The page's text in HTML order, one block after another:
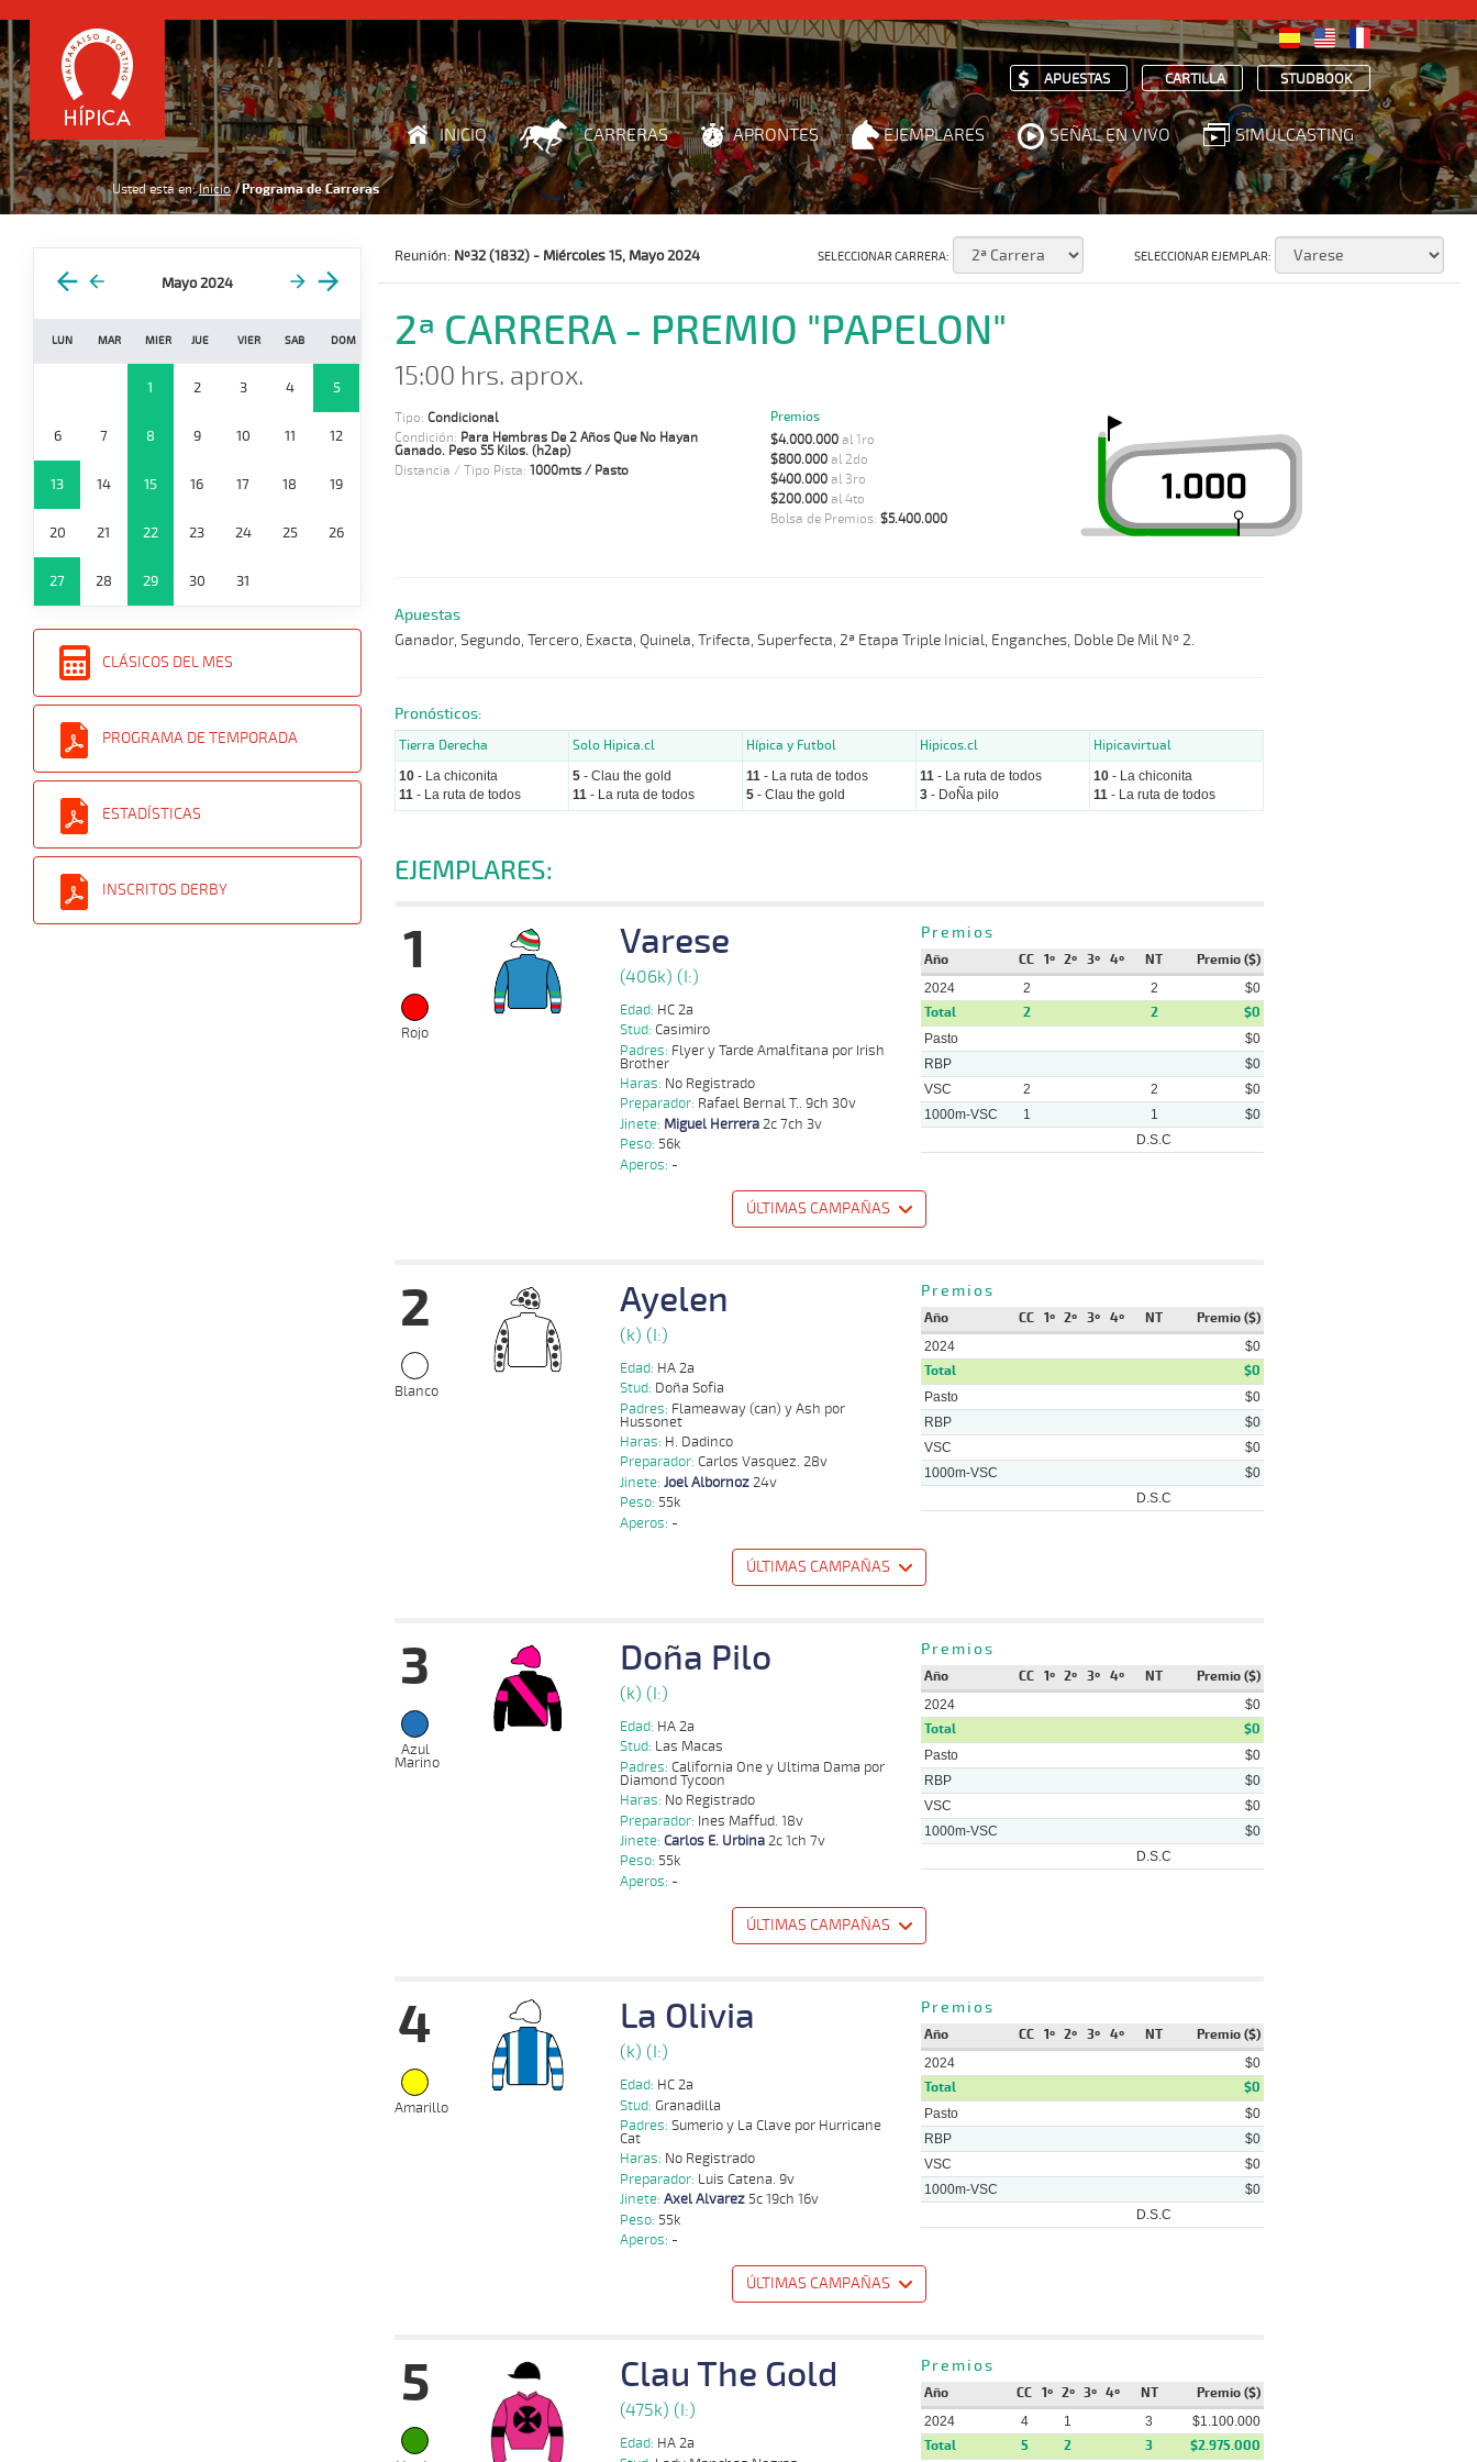
APUESTAS CARTILLA STUDBOOK
INICIO CARRERAS APRONTES EJEMPLARES SEÑAL EN VIVO SIMULCASTING
Usted está en: Inicio Programa de Carreras
Mayo 2024
LUN MAR MIER JUE VIER SAB DOM
1 2 3 4 5
6 7 8 9 10 11 12
13 14 15 16 17 18 19
20 21 22 23 24 25 26
27 28 29 30 31
CLÁSICOS DEL MES
PROGRAMA DE TEMPORADA
ESTADÍSTICAS
INSCRITOS DERBY
Reunión: Nº32 (1832) - Miércoles 15, Mayo 2024 SELECCIONAR CARRERA: SELECCIONAR EJEMPLAR:
2ª CARRERA - PREMIO "PAPELON"
15:00 hrs. aprox.
Tipo: Condicional
Condición: Para Hembras De 2 Años Que No Hayan
Ganado. Peso 55 Kilos. (h2ap)
Distancia / Tipo Pista: 1000mts / Pasto
Premios
$4.000.000al 1ro
$800.000al 2do
$400.000al 3ro
$200.000al 4to
Bolsa de Premios: $5.400.000
Apuestas
Ganador, Segundo, Tercero, Exacta, Quinela, Trifecta, Superfecta, 2ª Etapa Triple Inicial, Enganches, Doble De Mil Nº 2.
Pronósticos:
Tierra Derecha Solo Hipica.cl Hípica y Futbol Hipicos.cl Hipicavirtual
10- La chiconita
11- La ruta de todos
5- Clau the gold
11- La ruta de todos
11- La ruta de todos
5- Clau the gold
11- La ruta de todos
3- DoÑa pilo
10- La chiconita
11- La ruta de todos
EJEMPLARES:
1
Rojo
Varese
(406k) (I:)
Edad: HC 2a
Stud: Casimiro
Padres: Flyer y Tarde Amalfitana por Irish
Brother
Haras: No Registrado
Preparador: Rafael Bernal T.. 9ch 30v
Jinete: Miguel Herrera2c 7ch 3v
Peso: 56k
Aperos: -
Premios
Año CC 1º 2º 3º 4º NT Premio ($)
2024 2 2 $0
Total 2 2 $0
Pasto
$0
RBP
$0
VSC
2 2
$0
1000m-VSC
1 1
$0
D.S.C
ÚLTIMAS CAMPAÑAS
15-05-
2024
1000m 0:58:84 6 3/4
Miguel
Herrera
Pasto
2024
1100m 1:07:77
Nicolas
Ramirez
Breezy Star - (4 1/2) Sweet
Princess
28-04-
0:58:30 9 12,9 Cond. 8º
Nicolas
Ramirez
Mi Menchita - (2 1/4) La
2
Blanco
Ayelen
(k) (I:)
Edad: HA 2a
Stud: Doña Sofia
Padres: Flameaway (can) y Ash por
Hussonet
Haras: H. Dadinco
Preparador: Carlos Vasquez. 28v
Jinete: Joel Albornoz24v
Peso: 55k
Aperos: -
Premios
Año CC 1º 2º 3º 4º NT Premio ($)
2024 $0
Total $0
Pasto
$0
RBP
$0
VSC
$0
1000m-VSC
$0
D.S.C
ÚLTIMAS CAMPAÑAS
15-05-
2024
1000m 0:58:84 15 1/2 8,2
Joel
Albornoz Pasto
3
Azul
Marino
Doña Pilo
(k) (I:)
Edad: HA 2a
Stud: Las Macas
Padres: California One y Ultima Dama por
Diamond Tycoon
Haras: No Registrado
Preparador: Ines Maffud. 18v
Jinete: Carlos E. Urbina2c 1ch 7v
Peso: 55k
Aperos: -
Premios
Año CC 1º 2º 3º 4º NT Premio ($)
2024 $0
Total $0
Pasto
$0
RBP
$0
VSC
$0
1000m-VSC
$0
D.S.C
ÚLTIMAS CAMPAÑAS
15-05-
2024
1000m 0:58:84 15 1/4 53,0
Carlos E.
Urbina
Pasto
4
Amarillo
La Olivia
(k) (I:)
Edad: HC 2a
Stud: Granadilla
Padres: Sumerio y La Clave por Hurricane
Cat
Haras: No Registrado
Preparador: Luis Catena. 9v
Jinete: Axel Alvarez5c 19ch 16v
Peso: 55k
Aperos: -
Premios
Año CC 1º 2º 3º 4º NT Premio ($)
2024 $0
Total $0
Pasto
$0
RBP
$0
VSC
$0
1000m-VSC
$0
D.S.C
ÚLTIMAS CAMPAÑAS
15-05-
2024
1000m 0:58:84 PCZ 8,0 Cond. 2º
Axel
Alvarez
Pasto
5 Clau The Gold
(475k) (I:)
Edad: HA 2a
Premios
Año CC 1º 2º 3º 4º NT Premio ($)
2024 4 1 3 $1.100.000
Total 5 2 3 $2.975.000